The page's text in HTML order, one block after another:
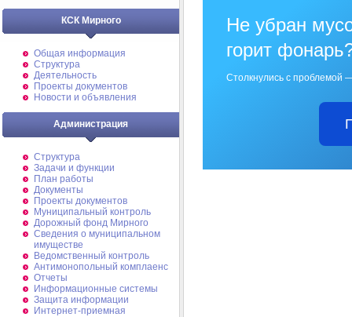
КСК Мирного
Общая информация
Структура
Деятельность
Проекты документов
Новости и объявления
Администрация
Структура
Задачи и функции
План работы
Документы
Проекты документов
Муниципальный контроль
Дорожный фонд Мирного
Cведения о муниципальном
имуществе
Ведомственный контроль
Антимонопольный комплаенс
Отчеты
Информационные системы
Защита информации
Интернет-приемная
Не убран
горит
Столкнулись с проблемой